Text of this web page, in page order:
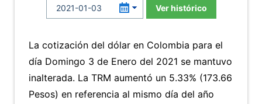
Ver histórico
La cotización del dólar en Colombia para el
día Domingo 3 de Enero del 2021 se mantuvo
inalterada. La TRM aumentó un 5.33% (173.66
Pesos) en referencia al mismo día del año